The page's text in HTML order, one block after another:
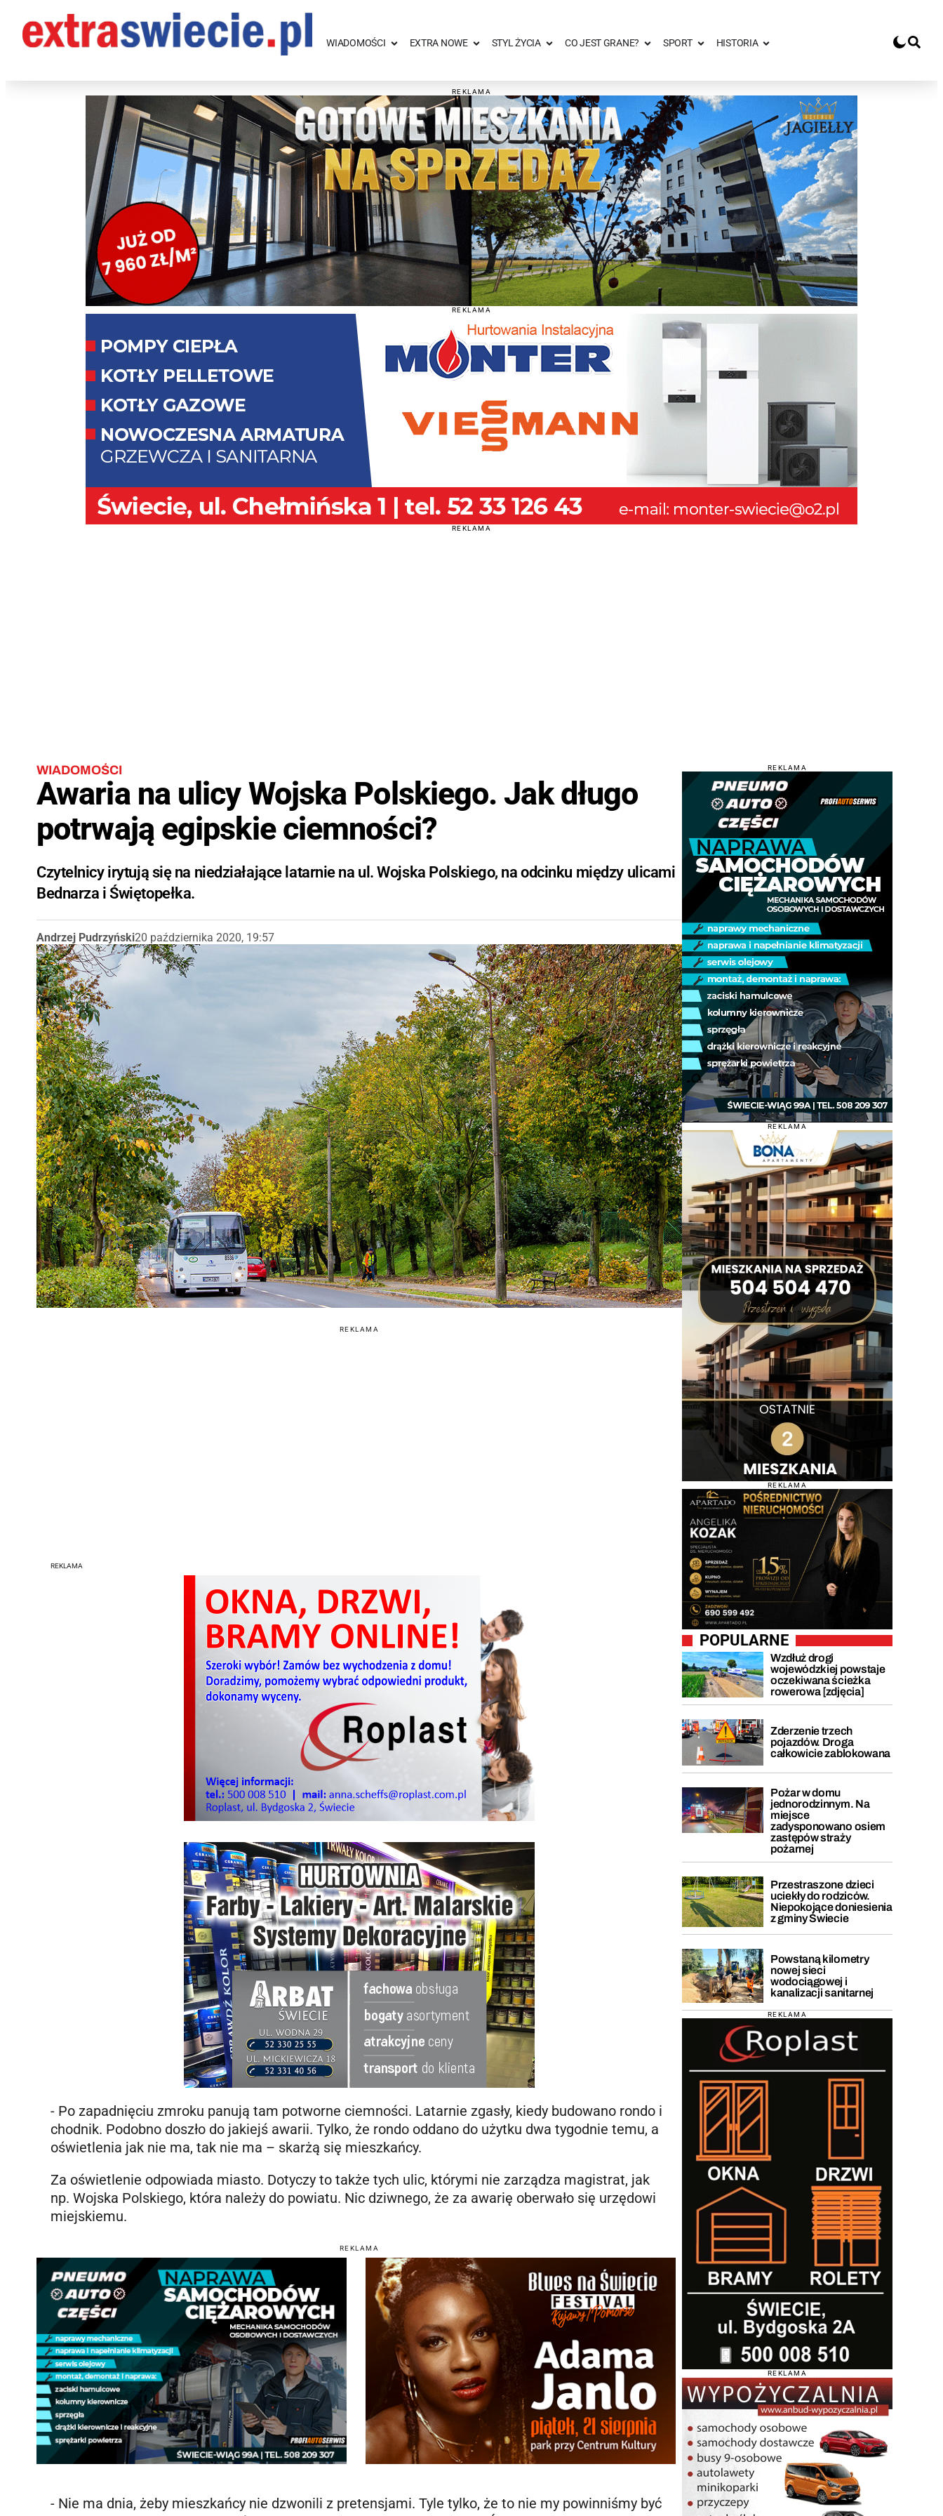
WIADOMOŚCI EXTRA NOWE STYL ŻYCIA CO JEST GRANE? SPORT HISTORIA
REKLAMA
REKLAMA
REKLAMA
WIADOMOŚCI
Awaria na ulicy Wojska Polskiego. Jak długo
potrwają egipskie ciemności?
Czytelnicy irytują się na niedziałające latarnie na ul. Wojska Polskiego, na odcinku między ulicami
Bednarza i Świętopełka.
Andrzej Pudrzyński20 października 2020, 19:57
REKLAMA
REKLAMA
- Po zapadnięciu zmroku panują tam potworne ciemności. Latarnie zgasły, kiedy budowano rondo i
chodnik. Podobno doszło do jakiejś awarii. Tylko, że rondo oddano do użytku dwa tygodnie temu, a
oświetlenia jak nie ma, tak nie ma – skarżą się mieszkańcy.
Za oświetlenie odpowiada miasto. Dotyczy to także tych ulic, którymi nie zarządza magistrat, jak
np. Wojska Polskiego, która należy do powiatu. Nic dziwnego, że za awarię oberwało się urzędowi
miejskiemu.
REKLAMA
- Nie ma dnia, żeby mieszkańcy nie dzwonili z pretensjami. Tyle tylko, że to nie my powinniśmy być
REKLAMA
REKLAMA
REKLAMA
POPULARNE
Wzdłuż drogi
wojewódzkiej powstaje
oczekiwana ścieżka
rowerowa [zdjęcia]
Zderzenie trzech
pojazdów. Droga
całkowicie zablokowana
Pożar w domu
jednorodzinnym. Na
miejsce
zadysponowano osiem
zastępów straży
pożarnej
Przestraszone dzieci
uciekły do rodziców.
Niepokojące doniesienia
z gminy Świecie
Powstaną kilometry
nowej sieci
wodociągowej i
kanalizacji sanitarnej
REKLAMA
REKLAMA